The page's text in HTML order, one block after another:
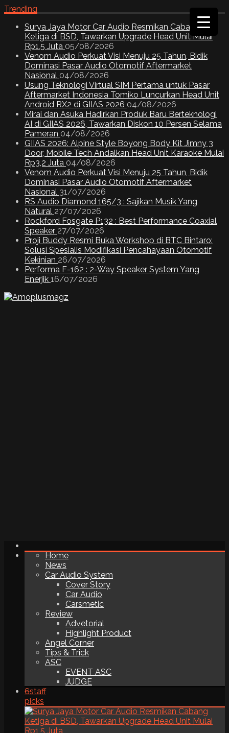
Trending
Surya Jaya Motor Car Audio Resmikan Cabang
Ketiga di BSD, Tawarkan Upgrade Head Unit Mulai
Rp1,5 Juta 05/08/2026
Venom Audio Perkuat Visi Menuju 25 Tahun, Bidik
Dominasi Pasar Audio Otomotif Aftermarket
Nasional 04/08/2026
Usung Teknologi Virtual SIM Pertama untuk Pasar
Aftermarket Indonesia Tomiko Luncurkan Head Unit
Android RX2 di GIIAS 2026 04/08/2026
Mirai dan Asuka Hadirkan Produk Baru Berteknologi
AI di GIIAS 2026, Tawarkan Diskon 10 Persen Selama
Pameran 04/08/2026
GIIAS 2026: Alpine Style Boyong Body Kit Jimny 3
Door, Mobile Tech Andalkan Head Unit Karaoke Mulai
Rp3,2 Juta 04/08/2026
Venom Audio Perkuat Visi Menuju 25 Tahun, Bidik
Dominasi Pasar Audio Otomotif Aftermarket
Nasional 31/07/2026
RS Audio Diamond 165/3 : Sajikan Musik Yang
Natural 27/07/2026
Rockford Fosgate P132 : Best Performance Coaxial
Speaker 27/07/2026
Proji Buddy Resmi Buka Workshop di BTC Bintaro:
Solusi Spesialis Modifikasi Pencahayaan Otomotif
Kekinian 26/07/2026
Performa F-162 : 2-Way Speaker System Yang
Enerjik 16/07/2026
Home
News
Car Audio System
Cover Story
Car Audio
Carsmetic
Review
Advetorial
Highlight Product
Angel Corner
Tips & Trick
ASC
EVENT ASC
JUDGE
6staff
picks